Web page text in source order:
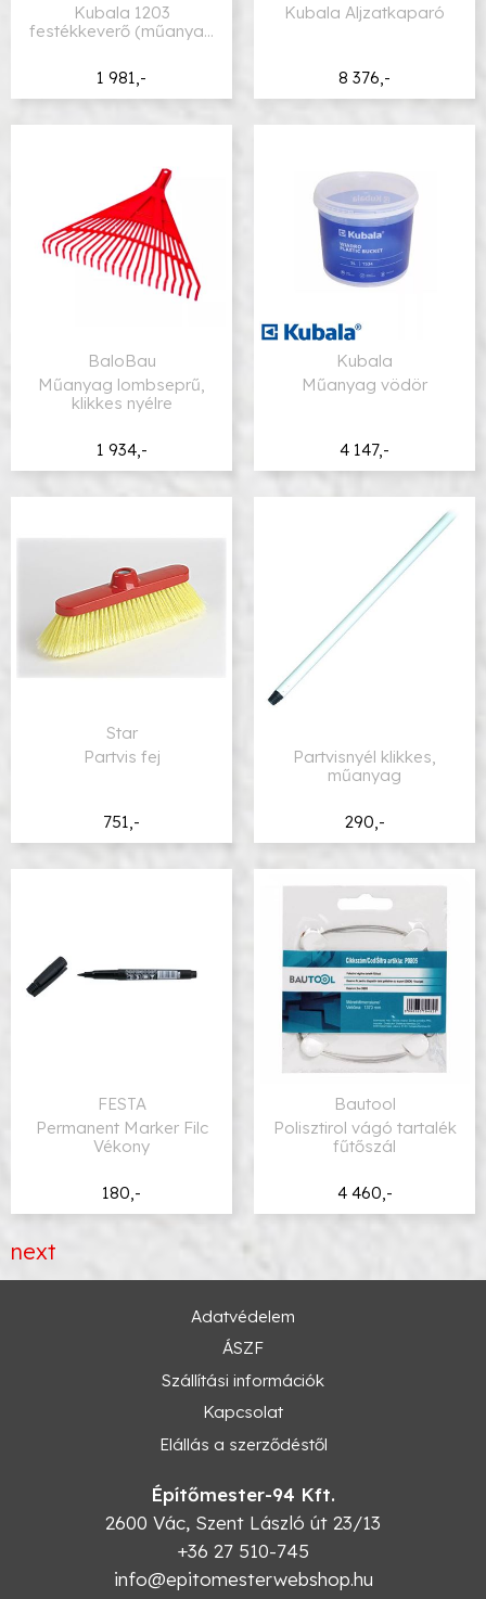
1 981,-
Kubala 1203
festékkeverő (műanyag
8 376,-
Kubala Aljzatkaparó
1 934,-
BaloBau
Műanyag lombseprű,
klikkes nyélre
4 147,-
Kubala
Műanyag vödör
751,-
Star
Partvis fej
290,-
Partvisnyél klikkes,
műanyag
180,-
FESTA
Permanent Marker Filc
Vékony
4 460,-
Bautool
Polisztirol vágó tartalék
fűtőszál
next
Adatvédelem
ÁSZF
Szállítási információk
Kapcsolat
Elállás a szerződéstől
Építőmester-94 Kft.
2600 Vác, Szent László út 23/13
+36 27 510-745
info@epitomesterwebshop.hu